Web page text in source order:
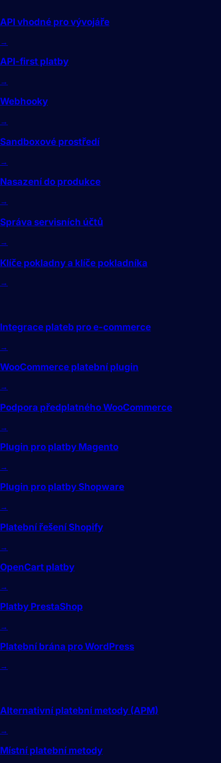
API vhodné pro vývojáře
→
API-first platby
→
Webhooky
→
Sandboxové prostředí
→
Nasazení do produkce
→
Správa servisních účtů
→
Klíče pokladny a klíče pokladníka
→
Integrace plateb pro e-commerce
→
WooCommerce platební plugin
→
Podpora předplatného WooCommerce
→
Plugin pro platby Magento
→
Plugin pro platby Shopware
→
Platební řešení Shopify
→
OpenCart platby
→
Platby PrestaShop
→
Platební brána pro WordPress
→
Alternativní platební metody (APM)
→
Místní platební metody